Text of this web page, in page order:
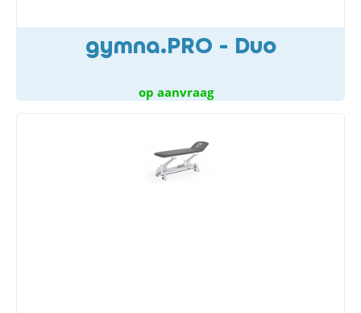
gymna.PRO - Duo
op aanvraag